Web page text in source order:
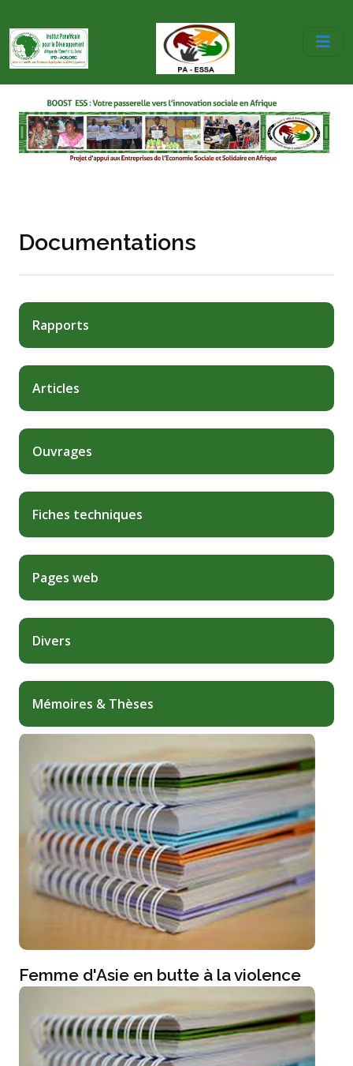
Documentations
Rapports
Articles
Ouvrages
Fiches techniques
Pages web
Divers
Mémoires & Thèses
Femme d'Asie en butte à la violence